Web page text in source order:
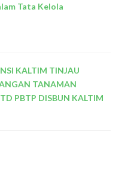
Tata Kelola
KALTIM TINJAU
TANAMAN
PBTP DISBUN KALTIM